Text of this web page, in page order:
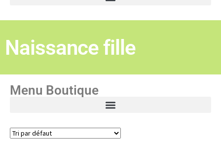
Naissance fille
Menu Boutique